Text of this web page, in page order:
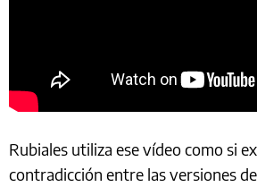
Rubiales utiliza ese vídeo como si
contradicción entre las versiones